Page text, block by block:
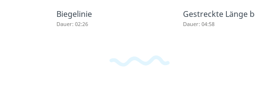
Biegelinie
Dauer: 02:26
Gestreckte Länge
Dauer: 04:58